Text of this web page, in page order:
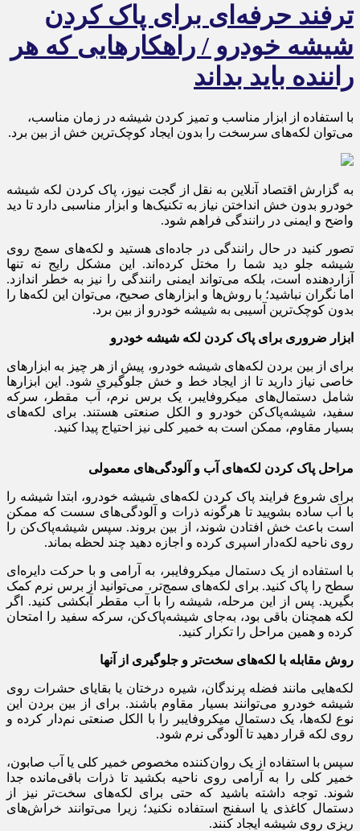
ترفند حرفه‌ای برای پاک کردن
شیشه خودرو / راهکارهایی که هر
راننده باید بداند
با استفاده از ابزار مناسب و تمیز کردن شیشه در زمان مناسب،
می‌توان لکه‌های سرسخت را بدون ایجاد کوچک‌ترین خش از بین برد.
به گزارش اقتصاد آنلاین به نقل از گجت نیوز، پاک کردن لکه شیشه
خودرو بدون خش انداختن نیاز به تکنیک‌ها و ابزار مناسبی دارد تا دید
واضح و ایمنی در رانندگی فراهم شود.
تصور کنید در حال رانندگی در جاده‌ای هستید و لکه‌های سمج روی
شیشه جلو دید شما را مختل کرده‌اند. این مشکل رایج نه تنها
آزاردهنده است، بلکه می‌تواند ایمنی رانندگی را نیز به خطر اندازد.
اما نگران نباشید؛ با روش‌ها و ابزارهای صحیح، می‌توان این لکه‌ها را
بدون کوچک‌ترین آسیبی به شیشه خودرو از بین برد.
ابزار ضروری برای پاک کردن لکه شیشه خودرو
برای از بین بردن لکه‌های شیشه خودرو، پیش از هر چیز به ابزارهای
خاصی نیاز دارید تا از ایجاد خط و خش جلوگیری شود. این ابزارها
شامل دستمال‌های میکروفایبر، یک برس نرم، آب مقطر، سرکه
سفید، شیشه‌پاک‌کن خودرو و الکل صنعتی هستند. برای لکه‌های
بسیار مقاوم، ممکن است به خمیر کلی نیز احتیاج پیدا کنید.
مراحل پاک کردن لکه‌های آب و آلودگی‌های معمولی
برای شروع فرایند پاک کردن لکه‌های شیشه خودرو، ابتدا شیشه را
با آب ساده بشویید تا هرگونه ذرات و آلودگی‌های سست که ممکن
است باعث خش افتادن شوند، از بین بروند. سپس شیشه‌پاک‌کن را
روی ناحیه لکه‌دار اسپری کرده و اجازه دهید چند لحظه بماند.
با استفاده از یک دستمال میکروفایبر، به آرامی و با حرکت دایره‌ای
سطح را پاک کنید. برای لکه‌های سمج‌تر، می‌توانید از برس نرم کمک
بگیرید. پس از این مرحله، شیشه را با آب مقطر آبکشی کنید. اگر
لکه همچنان باقی بود، به‌جای شیشه‌پاک‌کن، سرکه سفید را امتحان
کرده و همین مراحل را تکرار کنید.
روش مقابله با لکه‌های سخت‌تر و جلوگیری از آنها
لکه‌هایی مانند فضله پرندگان، شیره درختان یا بقایای حشرات روی
شیشه خودرو می‌توانند بسیار مقاوم باشند. برای از بین بردن این
نوع لکه‌ها، یک دستمال میکروفایبر را با الکل صنعتی نم‌دار کرده و
روی لکه قرار دهید تا آلودگی نرم شود.
سپس با استفاده از یک روان‌کننده مخصوص خمیر کلی یا آب صابون،
خمیر کلی را به آرامی روی ناحیه بکشید تا ذرات باقی‌مانده جدا
شوند. توجه داشته باشید که حتی برای لکه‌های سخت‌تر نیز از
دستمال کاغذی یا اسفنج استفاده نکنید؛ زیرا می‌توانند خراش‌های
ریزی روی شیشه ایجاد کنند.